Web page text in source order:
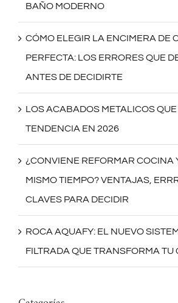
BAÑO MODERNO
CÓMO ELEGIR LA ENCIMERA DE
PERFECTA: LOS ERRORES QUE
ANTES DE DECIDIRTE
LOS ACABADOS METALICOS
TENDENCIA EN 2026
¿CONVIENE REFORMAR COCINA
MISMO TIEMPO? VENTAJAS,
CLAVES PARA DECIDIR
ROCA AQUAFY: EL NUEVO
FILTRADA QUE TRANSFORMA TU